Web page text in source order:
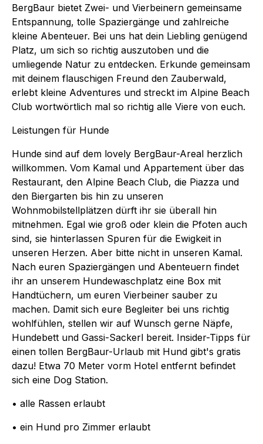
BergBaur bietet Zwei- und Vierbeinern gemeinsame
Entspannung, tolle Spaziergänge und zahlreiche
kleine Abenteuer. Bei uns hat dein Liebling genügend
Platz, um sich so richtig auszutoben und die
umliegende Natur zu entdecken. Erkunde gemeinsam
mit deinem flauschigen Freund den Zauberwald,
erlebt kleine Adventures und streckt im Alpine Beach
Club wortwörtlich mal so richtig alle Viere von euch.
Leistungen für Hunde
Hunde sind auf dem lovely BergBaur-Areal herzlich
willkommen. Vom Kamal und Appartement über das
Restaurant, den Alpine Beach Club, die Piazza und
den Biergarten bis hin zu unseren
Wohnmobilstellplätzen dürft ihr sie überall hin
mitnehmen. Egal wie groß oder klein die Pfoten auch
sind, sie hinterlassen Spuren für die Ewigkeit in
unseren Herzen. Aber bitte nicht in unseren Kamal.
Nach euren Spaziergängen und Abenteuern findet
ihr an unserem Hundewaschplatz eine Box mit
Handtüchern, um euren Vierbeiner sauber zu
machen. Damit sich eure Begleiter bei uns richtig
wohlfühlen, stellen wir auf Wunsch gerne Näpfe,
Hundebett und Gassi-Sackerl bereit. Insider-Tipps für
einen tollen BergBaur-Urlaub mit Hund gibt's gratis
dazu! Etwa 70 Meter vorm Hotel entfernt befindet
sich eine Dog Station.
• alle Rassen erlaubt
• ein Hund pro Zimmer erlaubt